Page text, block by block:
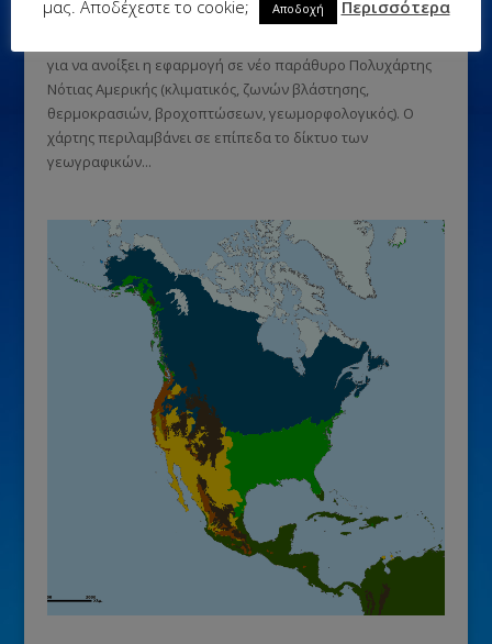
για να ανοίξει η εφαρμογή σε νέο παράθυρο Πολυχάρτης
Νότιας Αμερικής (κλιματικός, ζωνών βλάστησης,
θερμοκρασιών, βροχοπτώσεων, γεωμορφολογικός). Ο
χάρτης περιλαμβάνει σε επίπεδα το δίκτυο των
γεωγραφικών...
μας. Αποδέχεστε το cookie;
Αποδοχή Περισσότερα